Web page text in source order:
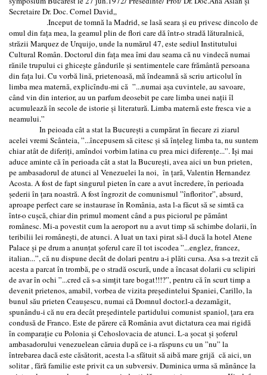
Secretaire Dr. Doc. Cornel David„
.Inceput de tomnă la Madrid, se lasă seara și eu privesc dincolo de
omul din fața mea, la geamul plin de flori care dă într-o stradă lăturalnică,
străzii Marquez de Urquijo, unde la numărul 47, este sediul Institutului
Cultural Român. Doctorul din fața mea îmi dau seama că nu vindecă numai
rănile trupului ci ghicește gândurile și sentimentele care frământă persoana
din fața lui. Cu vorbă lină, prietenoasă, mă îndeamnă să scriu articolul în
limba mea maternă, explicîndu-mi că ”...numai așa cuvintele, au savoare,
când vin din interior, au un parfum deosebit pe care limba unei nații îl
acumulează în secole de istorie și literatură. Limba maternă este fresca vie a
neamului.”
In peioada cât a stat la București a cumpărat în fiecare zi ziarul
acelei vremi Scânteia, ”...începusem să citesc și să înțeleg limba ta, nu suntem
chiar atât de diferiți, amîndoi vorbim latina cu prea mici diferențe...”. Iși mai
aduce aminte că în perioada cât a stat la București, avea aici un bun prieten,
pe ambasadorul de atunci al Venezuelei la noi, în țară, Valentin Hernandez
Acosta. A fost de fapt singurul pieten în care a avut încredere, în perioada
șederii în ţara noastră. A fost îngrozit de comunismul ”înfloritor”, absurd,
aproape perfect care se instaurase în România, asta l-a făcut să se simtă ca
într-o cușcă, chiar din primul moment când a pus piciorul pe pământ
românesc. Mi-a povestit cum la aeroport nu a avut timp să schimbe dolarii, în
teribilii lei românești, de atunci. A luat un taxi pirat să-l ducă la hotel Atene
Palace și pe drum a anunțat șoferul care îl tot iscodea ”...englez, francez,
italian...”, că nu dispune decât de dolari pentru a-i plăti cursa. Asa s-a trezit că
acesta a parcat în trombă, pe o stradă oscură, unde a încasat dolarii cu sclipiri
de avar în ochi ”...cred că s-a simțit tare bogat!!!?”, pentru că în scurt timp a
devenit prietenos, amabil, vorbea de vizita președintelui Spaniei, Carillo, la
bunul său prieten Ceaușescu, numai că Domnul doctor.l-a dezamăgit,
spunându-i că nu era decât președintele partidului comunist spaniol, țara era
condusă de Franco. Este de părere că România avut dictatura cea mai rigidă
în comparație cu Polonia și Cehoslovacia de atunci. L-a șocat și șoferul
ambasadorului venezuelean căruia după ce i-a răspuns cu un ”nu” la
întrebarea dacă este căsătorit, acesta l-a sfătuit să aibă mare grijă că aici, un
solitar , fără familie este privit ca un subversiv. Duminica urma să mănânce la